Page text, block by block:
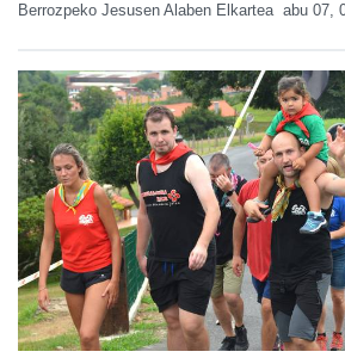
Berrozpeko Jesusen Alaben Elkartea abu 07,